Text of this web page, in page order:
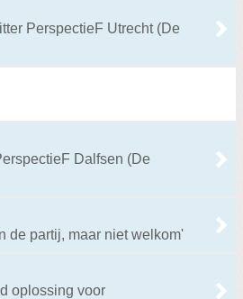
PerspectieF Utrecht (De
Dalfsen (De
de partij, maar niet welkom'
oplossing voor